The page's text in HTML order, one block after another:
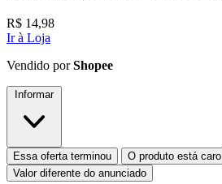
R$ 14,98
Ir à Loja
Vendido porShopee
Informar
Essa oferta terminou
O produto está caro
Valor diferente do anunciado